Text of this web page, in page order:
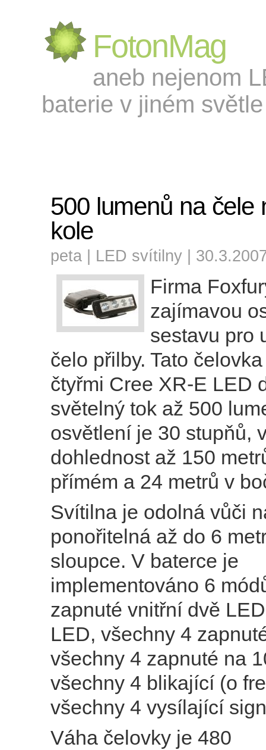
FotonMag
aneb nejenom
baterie v jiném
500 lumenů na čele
kole
peta | LED svítilny |
Firma
zajímavou
sestavu pro
čelo přilby. Tato
čtyřmi Cree XR-E LED
světelný tok až 500
osvětlení je 30 stupňů,
dohlednost až 150
přímém a 24 metrů v
Svítilna je odolná vůči
ponořitelná až do 6
sloupce. V baterce je
implementováno 6
zapnuté vnitřní dvě
LED, všechny 4
všechny 4 zapnuté na
všechny 4 blikající (o
všechny 4 vysílající
Váha čelovky je 480